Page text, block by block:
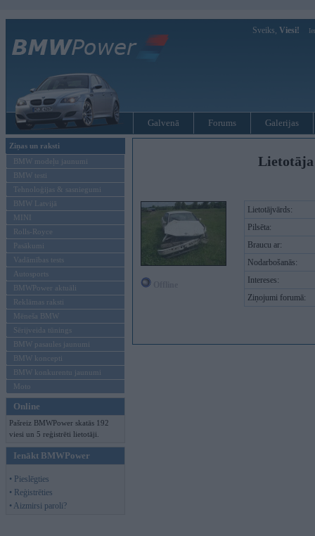
Sveiks, Viesi!
Galvenā Forums Galerijas
Ziņas un raksti
BMW modeļu jaunumi
BMW testi
Tehnoloģijas & sasniegumi
BMW Latvijā
MINI
Rolls-Royce
Pasākumi
Vadāmības tests
Autosports
BMWPower aktuāli
Reklāmas raksti
Mēneša BMW
Sērijveida tūnings
BMW pasaules jaunumi
BMW koncepti
BMW konkurentu jaunumi
Moto
Online
Pašreiz BMWPower skatās 192
viesi un 5 reģistrēti lietotāji.
Ienākt BMWPower
• Pieslēgties
• Reģistrēties
• Aizmirsi paroli?
Lietotājvārds:
Pilsēta:
Braucu ar:
Nodarbošanās:
Intereses:
Ziņojumi forumā: